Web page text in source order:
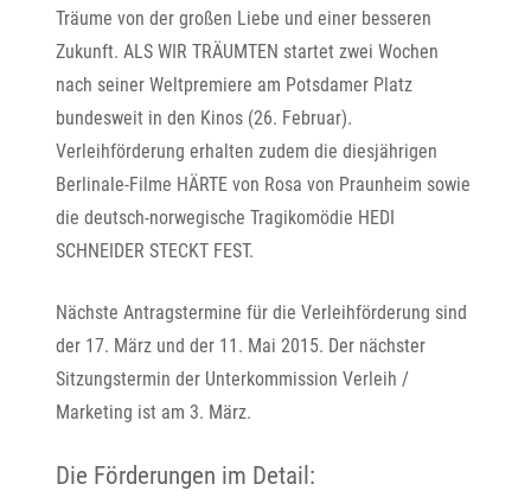
Träume von der großen Liebe und einer besseren
Zukunft. ALS WIR TRÄUMTEN startet zwei Wochen
nach seiner Weltpremiere am Potsdamer Platz
bundesweit in den Kinos (26. Februar).
Verleihförderung erhalten zudem die diesjährigen
Berlinale-Filme HÄRTE von Rosa von Praunheim sowie
die deutsch-norwegische Tragikomödie HEDI
SCHNEIDER STECKT FEST.
Nächste Antragstermine für die Verleihförderung sind
der 17. März und der 11. Mai 2015. Der nächster
Sitzungstermin der Unterkommission Verleih /
Marketing ist am 3. März.
Die Förderungen im Detail: